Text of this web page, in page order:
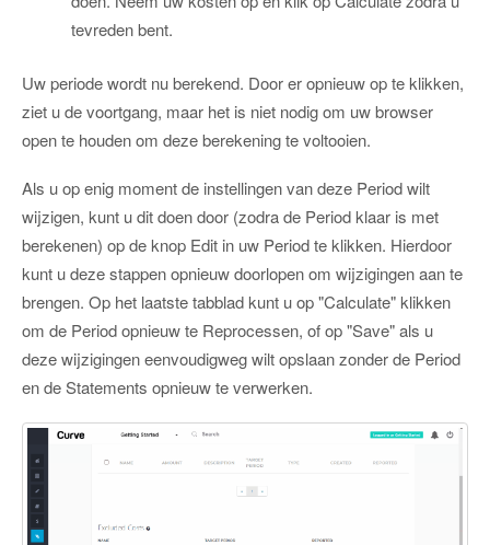
tevreden bent.
Uw periode wordt nu berekend. Door er opnieuw op te klikken,
ziet u de voortgang, maar het is niet nodig om uw browser
open te houden om deze berekening te voltooien.
Als u op enig moment de instellingen van deze Period wilt
wijzigen, kunt u dit doen door (zodra de Period klaar is met
berekenen) op de knop Edit in uw Period te klikken. Hierdoor
kunt u deze stappen opnieuw doorlopen om wijzigingen aan te
brengen. Op het laatste tabblad kunt u op "Calculate" klikken
om de Period opnieuw te Reprocessen, of op "Save" als u
deze wijzigingen eenvoudigweg wilt opslaan zonder de Period
en de Statements opnieuw te verwerken.